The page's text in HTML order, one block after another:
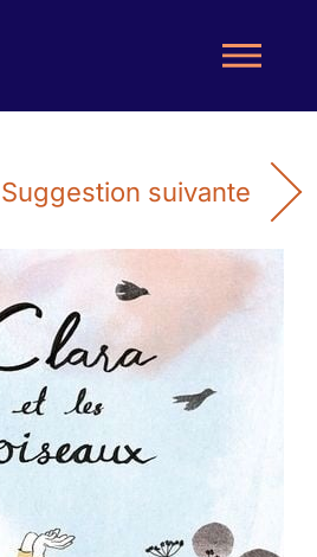
Suggestion suivante